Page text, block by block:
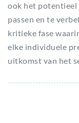
ook het potentieel
passen en te
kritieke fase
elke individuele
uitkomst van het